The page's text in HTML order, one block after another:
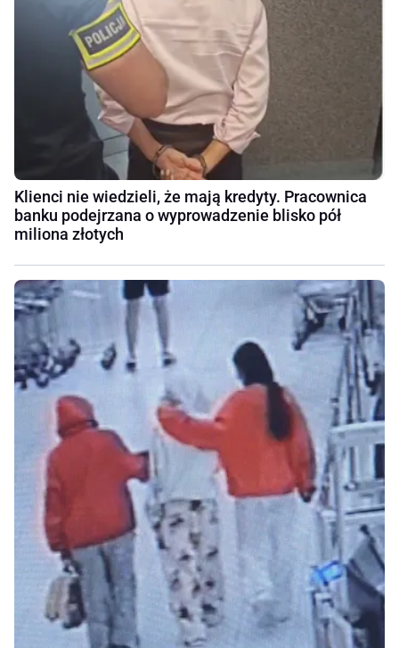
Klienci nie wiedzieli, że mają kredyty. Pracownica
banku podejrzana o wyprowadzenie blisko pół
miliona złotych